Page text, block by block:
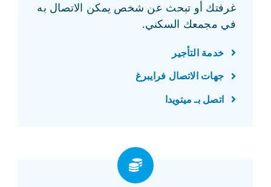
غرفتك أو تبحث عن شخص يمكن الاتصال به
في مجمعك السكني.
خدمة التأجير
جهات الاتصال فرايبرغ
اتصل بـ ميتويدا